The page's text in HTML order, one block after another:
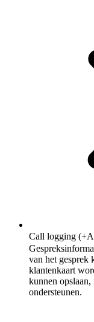
Call logging
van het gesprek
klantenkaart
kunnen
ondersteunen.